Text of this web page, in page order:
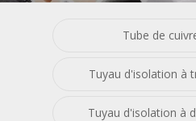
Tube de
Tuyau d'isolation à
Tuyau d'isolation à